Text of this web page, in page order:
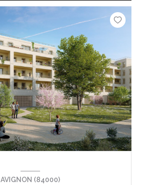
AVIGNON (84000)